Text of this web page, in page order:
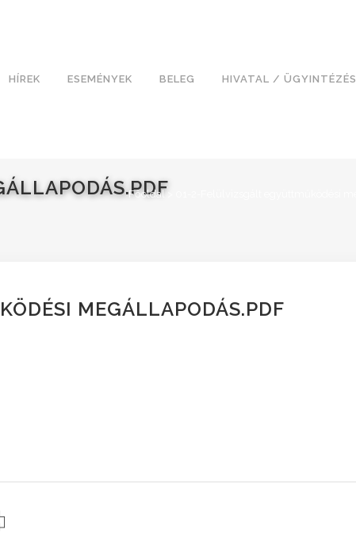
HÍREK ESEMÉNYEK BELEG HIVATAL / ÜGYINTÉZÉS
Főoldal>
MEGÁLLAPODÁS.PDF